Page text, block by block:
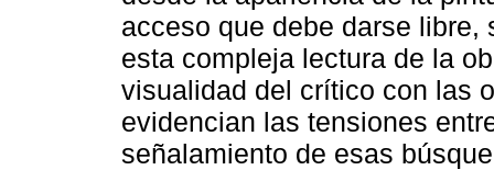
acceso que debe darse
esta compleja lectura de la
visualidad del crítico con las
evidencian las tensiones
señalamiento de esas